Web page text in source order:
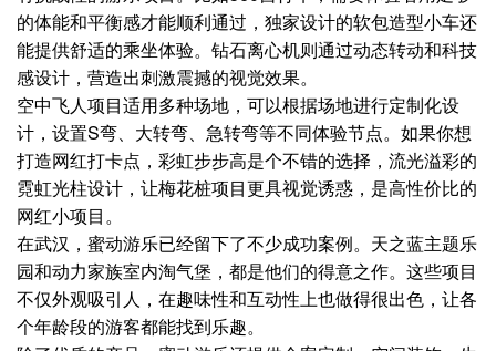
的体能和平衡感才能顺利通过，独家设计的软包造型小车还
能提供舒适的乘坐体验。钻石离心机则通过动态转动和科技
感设计，营造出刺激震撼的视觉效果。
空中飞人项目适用多种场地，可以根据场地进行定制化设
计，设置S弯、大转弯、急转弯等不同体验节点。如果你想
打造网红打卡点，彩虹步步高是个不错的选择，流光溢彩的
霓虹光柱设计，让梅花桩项目更具视觉诱惑，是高性价比的
网红小项目。
在武汉，蜜动游乐已经留下了不少成功案例。天之蓝主题乐
园和动力家族室内淘气堡，都是他们的得意之作。这些项目
不仅外观吸引人，在趣味性和互动性上也做得很出色，让各
个年龄段的游客都能找到乐趣。